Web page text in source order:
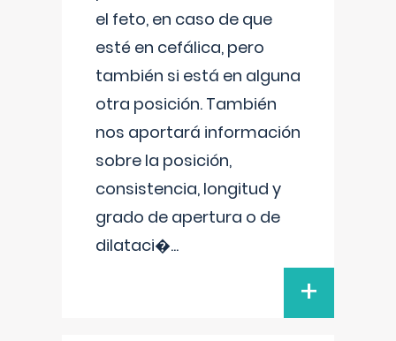
el feto, en caso de que
esté en cefálica, pero
también si está en alguna
otra posición. También
nos aportará información
sobre la posición,
consistencia, longitud y
grado de apertura o de
dilataci�...
+